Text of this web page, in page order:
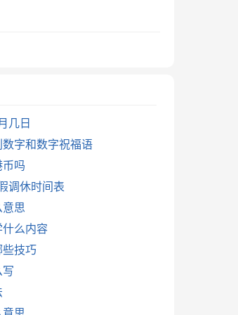
几日
字和数字祝福语
吗
调休时间表
思
么内容
技巧